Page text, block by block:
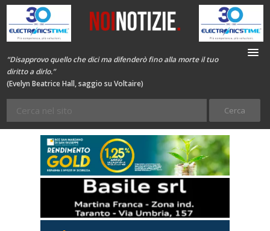
“Disapprovo quello che dici ma difenderò fino alla morte il tuo
diritto a dirlo.”
(Evelyn Beatrice Hall, saggio su Voltaire)